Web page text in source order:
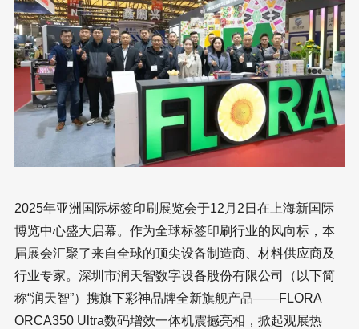
2025年亚洲国际标签印刷展览会于12月2日在上海新国际
博览中心盛大启幕。作为全球标签印刷行业的风向标，本
届展会汇聚了来自全球的顶尖设备制造商、材料供应商及
行业专家。深圳市润天智数字设备股份有限公司（以下简
称“润天智”）携旗下彩神品牌全新旗舰产品——FLORA
ORCA350 Ultra数码增效一体机震撼亮相，掀起观展热